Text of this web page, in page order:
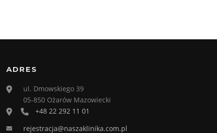
ADRES
ul. Dmowskiego 39
05-850 Ożarów Mazowiecki
+48 22 292 11 01
rejestracja@naszaklinika.com.pl